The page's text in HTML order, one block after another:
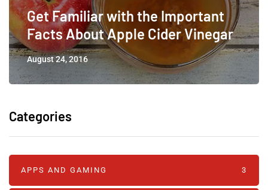
Get Familiar with the Important
Facts About Apple Cider Vinegar
August 24, 2016
Categories
APPS AND GAMING 3